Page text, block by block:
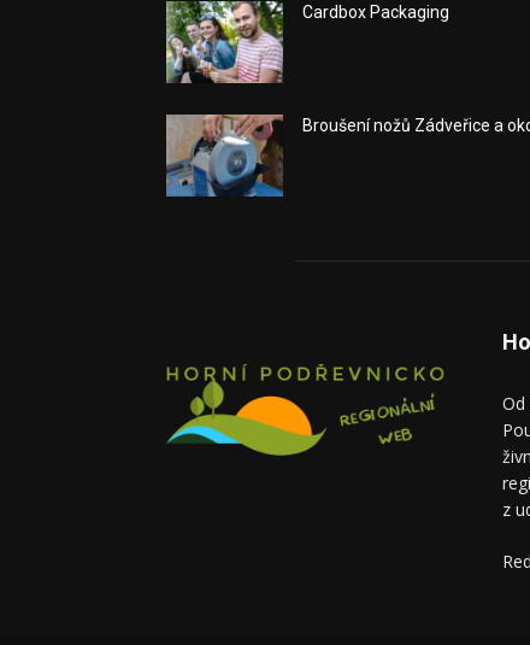
Cardbox Packaging
Broušení nožů Zádveřice a
Od
z